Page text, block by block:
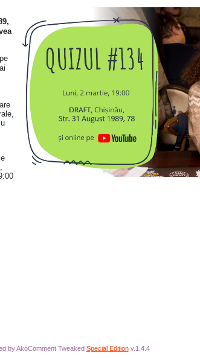
by AkoComment Tweaked Special Editionv.1.4.4